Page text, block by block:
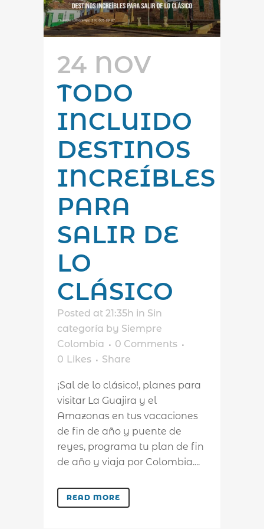
24 NOV
TODO
INCLUIDO
DESTINOS
INCREÍBLES
PARA
SALIR DE
LO
CLÁSICO
Posted at 21:35h in Sin
categoría by Siempre
Colombia
0 Comments
0 Likes Share
¡Sal de lo clásico!, planes para
visitar La Guajira y el
Amazonas en tus vacaciones
de fin de año y puente de
reyes, programa tu plan de fin
de año y viaja por Colombia....
READ MORE